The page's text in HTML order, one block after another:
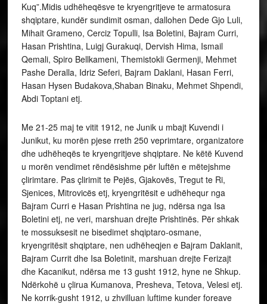
Kuq”.Midis udhëheqësve te kryengritjeve te armatosura
shqiptare, kundër sundimit osman, dallohen Dede Gjo Luli,
Mihait Grameno, Cerciz Topulli, Isa Boletini, Bajram Curri,
Hasan Prishtina, Luigj Gurakuqi, Dervish Hima, Ismail
Qemali, Spiro Bellkameni, Themistokli Germenji, Mehmet
Pashe Deralla, Idriz Seferi, Bajram Daklani, Hasan Ferri,
Hasan Hysen Budakova,Shaban Binaku, Mehmet Shpendi,
Abdi Toptani etj.
Me 21-25 maj te vitit 1912, ne Junik u mbajt Kuvendi i
Junikut, ku morën pjese rreth 250 veprimtare, organizatore
dhe udhëheqës te kryengritjeve shqiptare. Ne këtë Kuvend
u morën vendimet rëndësishme për luftën e mëtejshme
çlirimtare. Pas çlirimit te Pejës, Gjakovës, Tregut te Ri,
Sjenices, Mitrovicës etj, kryengritësit e udhëhequr nga
Bajram Curri e Hasan Prishtina ne jug, ndërsa nga Isa
Boletini etj, ne veri, marshuan drejte Prishtinës. Për shkak
te mossuksesit ne bisedimet shqiptaro-osmane,
kryengritësit shqiptare, nen udhëheqjen e Bajram Daklanit,
Bajram Currit dhe Isa Boletinit, marshuan drejte Ferizajt
dhe Kacanikut, ndërsa me 13 gusht 1912, hyne ne Shkup.
Ndërkohë u çlirua Kumanova, Presheva, Tetova, Velesi etj.
Ne korrik-gusht 1912, u zhvilluan luftime kunder foreave